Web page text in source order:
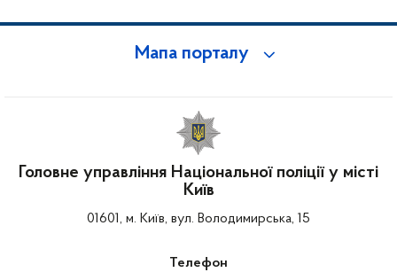
Мапа порталу
Головне управління Національної поліції у місті
Київ
01601, м. Київ, вул. Володимирська, 15
Телефон